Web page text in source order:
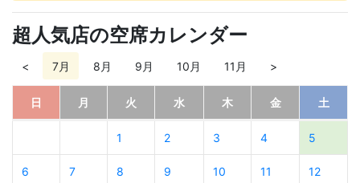
超人気店の空席カレンダー
< 7月 8月 9月 10月 11月 >
日 月 火 水 木 金 土
1 2 3 4 5
6 7 8 9 10 11 12